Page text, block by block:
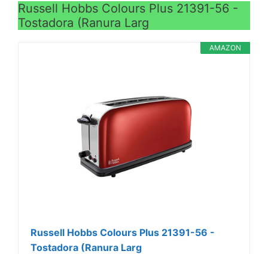
Russell Hobbs Colours Plus 21391-56 -
Tostadora (Ranura Larg
AMAZON
Russell Hobbs Colours Plus 21391-56 -
Tostadora (Ranura Larg